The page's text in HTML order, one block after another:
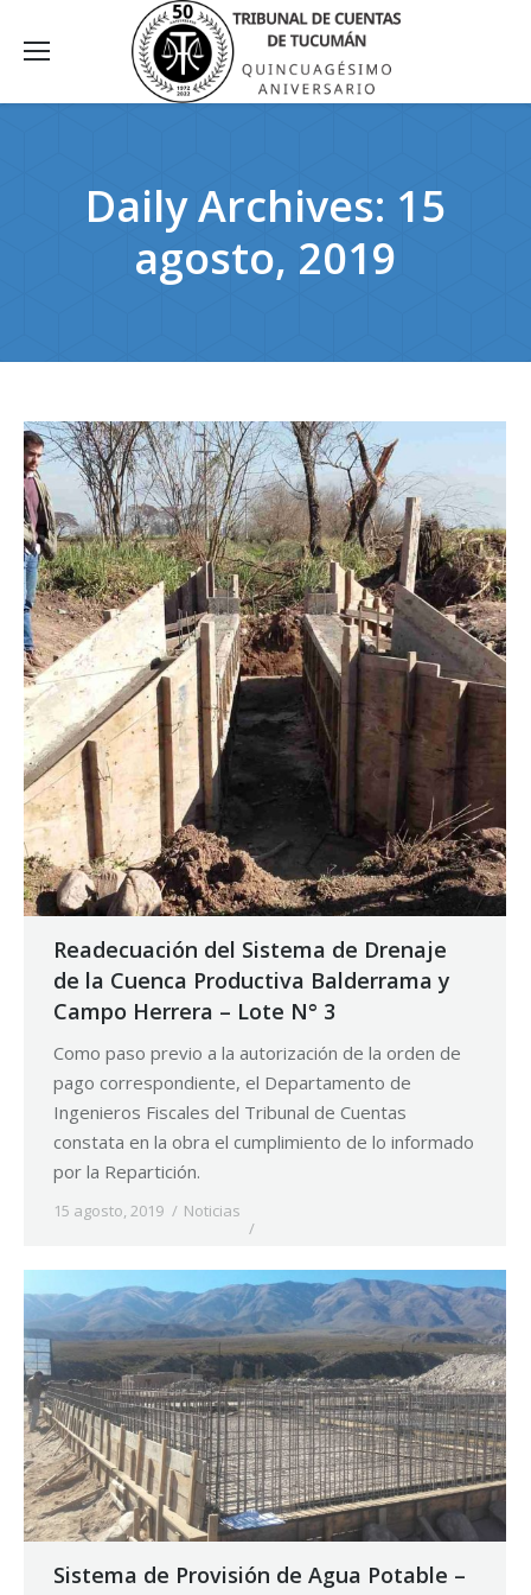
Daily Archives: 15
agosto, 2019
Readecuación del Sistema de Drenaje
de la Cuenca Productiva Balderrama y
Campo Herrera – Lote N° 3
Como paso previo a la autorización de la orden de
pago correspondiente, el Departamento de
Ingenieros Fiscales del Tribunal de Cuentas
constata en la obra el cumplimiento de lo informado
por la Repartición.
15 agosto, 2019 Noticias
Sistema de Provisión de Agua Potable –